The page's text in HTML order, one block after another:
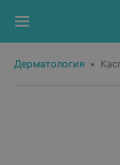
Дерматология •